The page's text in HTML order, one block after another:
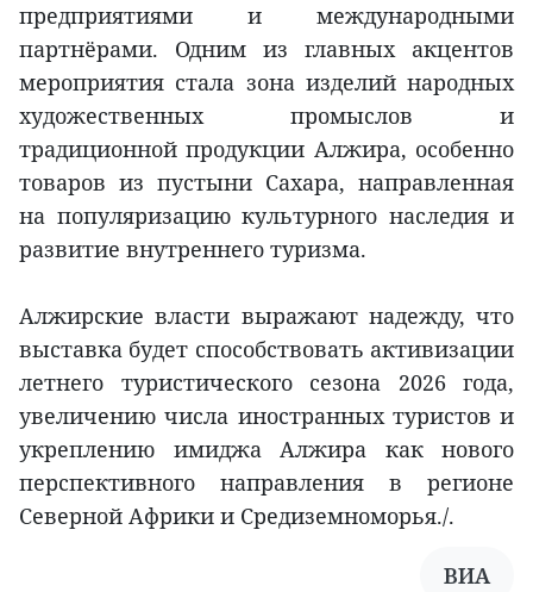
предприятиями и международными
партнёрами. Одним из главных акцентов
мероприятия стала зона изделий народных
художественных промыслов и
традиционной продукции Алжира, особенно
товаров из пустыни Сахара, направленная
на популяризацию культурного наследия и
развитие внутреннего туризма.
Алжирские власти выражают надежду, что
выставка будет способствовать активизации
летнего туристического сезона 2026 года,
увеличению числа иностранных туристов и
укреплению имиджа Алжира как нового
перспективного направления в регионе
Северной Африки и Средиземноморья./.
ВИА